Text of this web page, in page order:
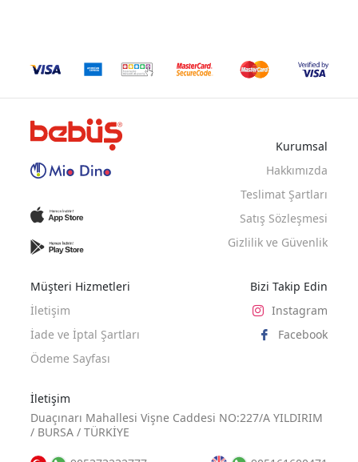
Kurumsal
Hakkımızda
Teslimat Şartları
Satış Sözleşmesi
Gizlilik ve Güvenlik
Müşteri Hizmetleri
İletişim
İade ve İptal Şartları
Ödeme Sayfası
Bizi Takip Edin
Instagram
Facebook
İletişim
Duaçınarı Mahallesi Vişne Caddesi NO:227/A YILDIRIM
/ BURSA / TÜRKİYE